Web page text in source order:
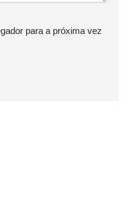
para a próxima vez